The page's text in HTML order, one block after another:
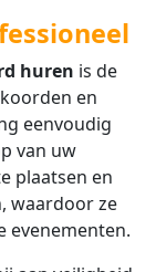
huren is de
en
eenvoudig
van uw
plaatsen en
waardoor ze
evenementen.